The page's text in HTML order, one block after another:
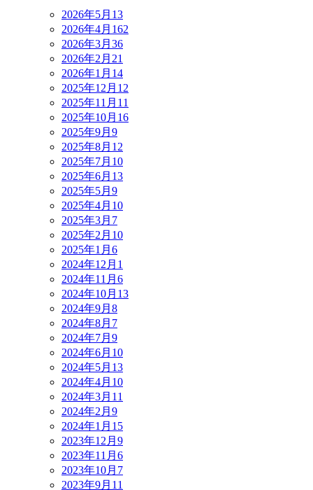
2026年5月 13
2026年4月 162
2026年3月 36
2026年2月 21
2026年1月 14
2025年12月 12
2025年11月 11
2025年10月 16
2025年9月 9
2025年8月 12
2025年7月 10
2025年6月 13
2025年5月 9
2025年4月 10
2025年3月 7
2025年2月 10
2025年1月 6
2024年12月 1
2024年11月 6
2024年10月 13
2024年9月 8
2024年8月 7
2024年7月 9
2024年6月 10
2024年5月 13
2024年4月 10
2024年3月 11
2024年2月 9
2024年1月 15
2023年12月 9
2023年11月 6
2023年10月 7
2023年9月 11